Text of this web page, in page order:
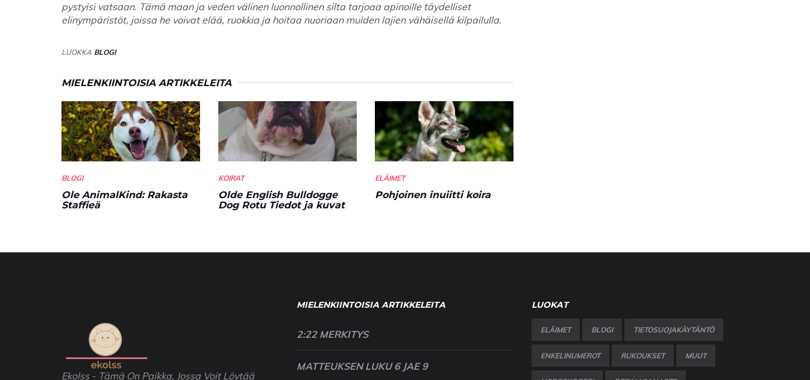
pystyisi vatsaan. Tämä maan ja veden välinen luonnollinen silta tarjoaa apinoille täydelliset
elinympäristöt, joissa he voivat elää, ruokkia ja hoitaa nuoriaan muiden lajien vähäisellä kilpailulla.
LUOKKA BLOGI
MIELENKIINTOISIA ARTIKKELEITA
BLOGI
Ole AnimalKind: Rakasta
Staffieä
KOIRAT
Olde English Bulldogge
Dog Rotu Tiedot ja kuvat
ELÄIMET
Pohjoinen inuiitti koira
Ekolss - Tämä On Paikka, Jossa Voit Löytää
MIELENKIINTOISIA ARTIKKELEITA
2:22 MERKITYS
MATTEUKSEN LUKU 6 JAE 9
LUOKAT
ELÄIMET BLOGI TIETOSUOJAKÄYTÄNTÖ
ENKELINUMEROT RUKOUKSET MUUT